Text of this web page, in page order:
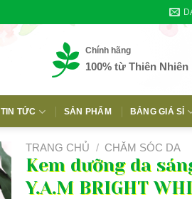
Chính hãng
100% từ Thiên Nhiên
TIN TỨC SẢN PHẨM BẢNG GIÁ SỈ
TRANG CHỦ / CHĂM SÓC DA
Kem dưỡng da
Y.A.M BRIGHT